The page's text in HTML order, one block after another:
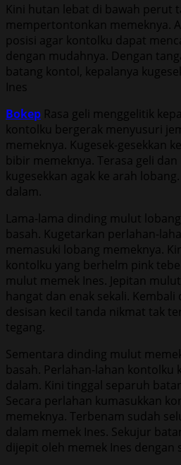
Kini hutan lebat di bawah perut
mempertontonkan memeknya.
posisi agar kontolku dapat
dengan mudahnya. Dengan
batang kontol, kepalanya
Ines
Bokep Rasa geli menggelitik
kontolku bergerak menyusuri
memeknya. Kugesek-gesekkan
bibir memeknya. Terasa geli
kugesekkan agak ke arah
dalam.
Lama-lama dinding mulut
basah. Kugetarkan perlahan-
memasuki lobang memeknya.
kontolku yang berhelm pink
mulut memek Ines. Jepitan
hangat dan enak sekali.
desisan kecil tanda nikmat tak
tegang.
Sementara dinding mulut
basah. Perlahan-lahan kontolku
dalam. Kini tinggal separuh
Secara perlahan kumasukkan
memeknya. Terbenam sudah
dalam memek Ines. Sekujur
dijepit oleh memek Ines dengan